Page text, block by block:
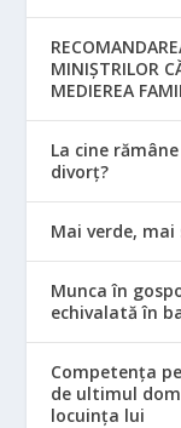
MINIŞTRILOR
MEDIEREA
La cine
divorț?
Mai verde,
Munca în
echivalată în
Competența
de ultimul
locuinţa lui